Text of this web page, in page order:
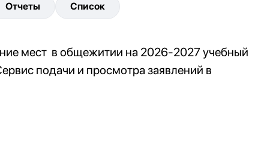
Отчеты Список
мест в общежитии на 2026-2027 учебный
подачи и просмотра заявлений в